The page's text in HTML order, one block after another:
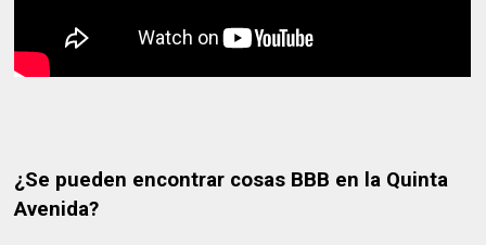
¿Se pueden encontrar cosas BBB en la Quinta
Avenida?